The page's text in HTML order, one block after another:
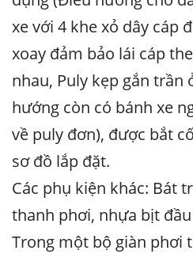
xe với 4 khe xỏ dây cáp
xoay đảm bảo lái cáp
nhau, Puly kẹp gắn trần
hướng còn có bánh xe
về puly đơn), được bắt
sơ đồ lắp đặt.
Các phụ kiện khác: Bát
thanh phơi, nhựa bịt
Trong một bộ giàn phơi